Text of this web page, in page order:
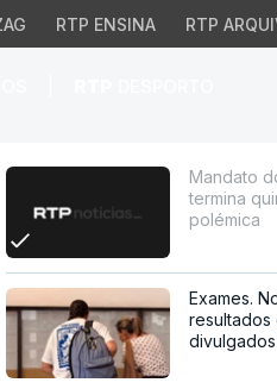
RTP ENSINA RTP
emMandato
termina
polémica
Exames.
resultados